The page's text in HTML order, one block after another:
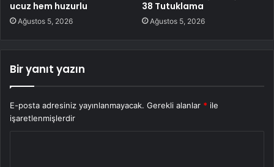
ucuz hem huzurlu
Ağustos 5, 2026
38 Tutuklama
Ağustos 5, 2026
Bir yanıt yazın
E-posta adresiniz yayınlanmayacak. Gerekli alanlar * ile
işaretlenmişlerdir